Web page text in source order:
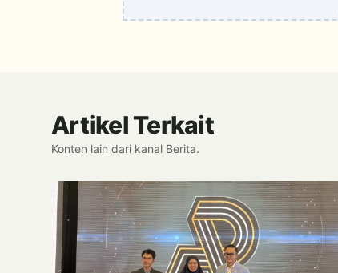
Artikel Terkait
Konten lain dari kanal Berita.